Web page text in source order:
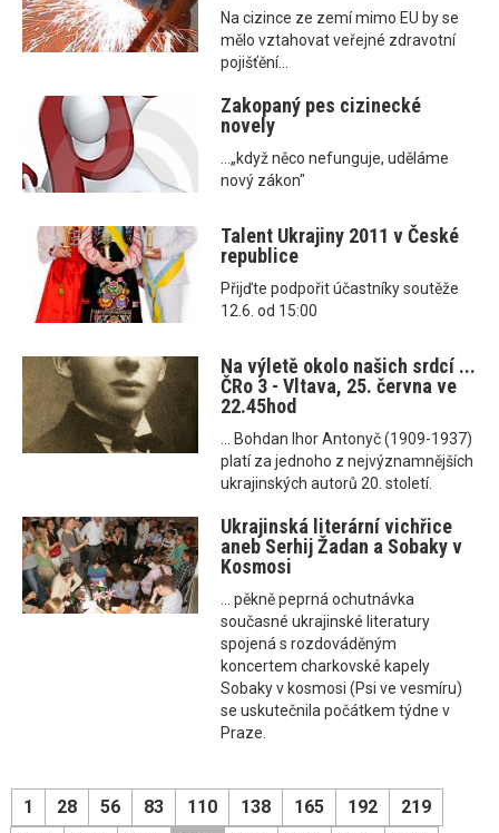
Na cizince ze zemí mimo EU by se
mělo vztahovat veřejné zdravotní
pojišťění...
Zakopaný pes cizinecké
novely
...„když něco nefunguje, uděláme
nový zákon"
Talent Ukrajiny 2011 v České
republice
Přijďte podpořit účastníky soutěže
12.6. od 15:00
Na výletě okolo našich srdcí ...
ČRo 3 - Vltava, 25. června ve
22.45hod
... Bohdan Ihor Antonyč (1909-1937)
platí za jednoho z nejvýznamnějších
ukrajinských autorů 20. století.
Ukrajinská literární vichřice
aneb Serhij Žadan a Sobaky v
Kosmosi
... pěkně peprná ochutnávka
současné ukrajinské literatury
spojená s rozdováděným
koncertem charkovské kapely
Sobaky v kosmosi (Psi ve vesmíru)
se uskutečnila počátkem týdne v
Praze.
1 28 56 83 110 138 165 192
219